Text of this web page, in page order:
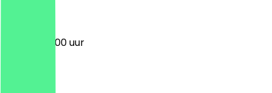
05:00 - 20:00 uur